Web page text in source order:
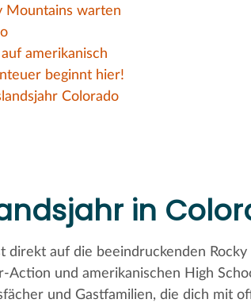
Mountains warten
amerikanisch
beginnt hier!
Colorado
in
direkt auf die beeindruckenden
Action und amerikanischen High
und Gastfamilien, die dich mit